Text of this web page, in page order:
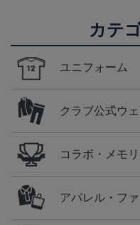
カテ
ユニフォーム
クラブ公式ウ
コラボ・メモ
アパレル・フ